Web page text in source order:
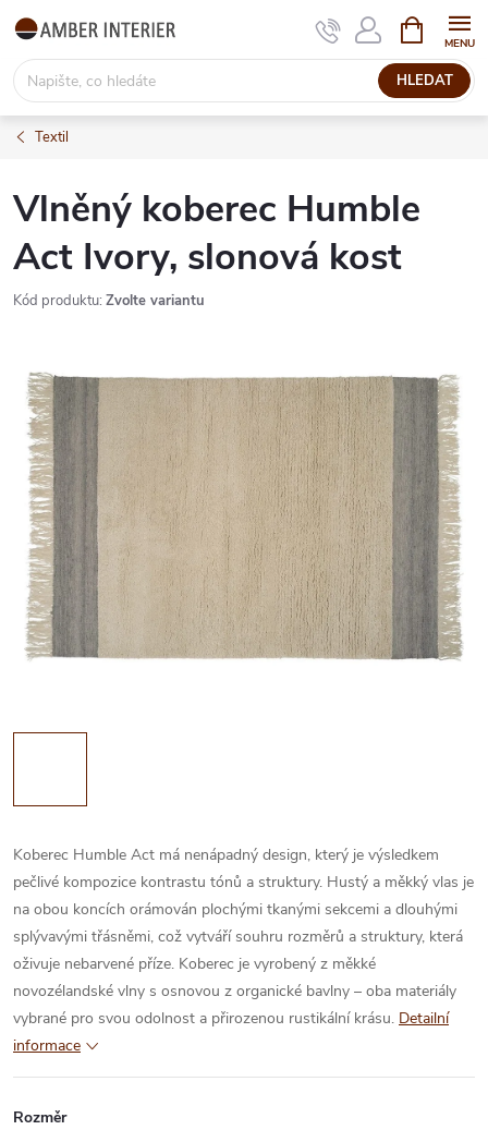
Přejít
obsah
HLEDAT
NÁKUPNÍ
KOŠÍK
Textil
Vlněný koberec Humble
Act Ivory, slonová kost
Kód produktu: Zvolte variantu
Koberec Humble Act má nenápadný design, který je výsledkem
pečlivé kompozice kontrastu tónů a struktury. Hustý a měkký vlas je
na obou koncích orámován plochými tkanými sekcemi a dlouhými
splývavými třásněmi, což vytváří souhru rozměrů a struktury, která
oživuje nebarvené příze. Koberec je vyrobený z měkké
novozélandské vlny s osnovou z organické bavlny – oba materiály
vybrané pro svou odolnost a přirozenou rustikální krásu. Detailní
informace
Rozměr